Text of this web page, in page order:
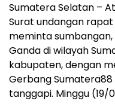
Sumatera Selatan –
Surat undangan
meminta
Ganda di wilayah
kabupaten, dengan
Gerbang
tanggapi. Minggu (19/